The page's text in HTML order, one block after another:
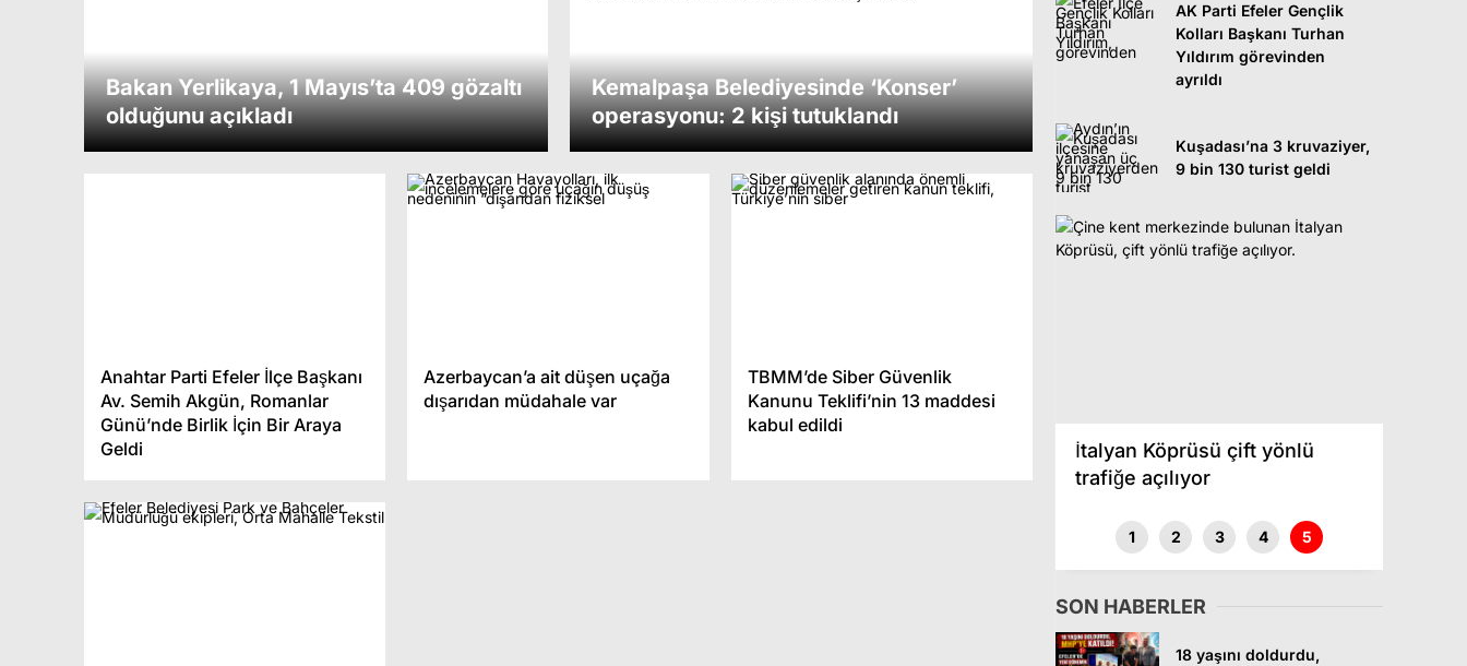
Bakan Yerlikaya, 1 Mayıs’ta 409 gözaltı
olduğunu açıkladı
Kemalpaşa Belediyesinde ‘Konser’
operasyonu: 2 kişi tutuklandı
Anahtar Parti Efeler İlçe Başkanı
Av. Semih Akgün, Romanlar
Günü’nde Birlik İçin Bir Araya
Geldi
Azerbaycan’a ait düşen uçağa
dışarıdan müdahale var
TBMM’de Siber Güvenlik
Kanunu Teklifi’nin 13 maddesi
kabul edildi
AK Parti Efeler Gençlik
Kolları Başkanı Turhan
Yıldırım görevinden
ayrıldı
Kuşadası’na 3 kruvaziyer,
9 bin 130 turist geldi
İtalyan Köprüsü çift yönlü
trafiğe açılıyor
1 2 3 4 5
SON HABERLER
18 yaşını doldurdu,